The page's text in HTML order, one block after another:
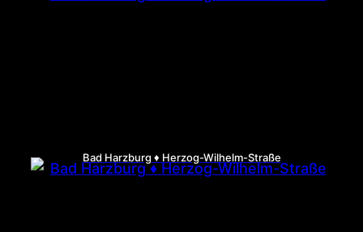
Bad Harzburg ♦ Herzog-Wilhelm-Straße